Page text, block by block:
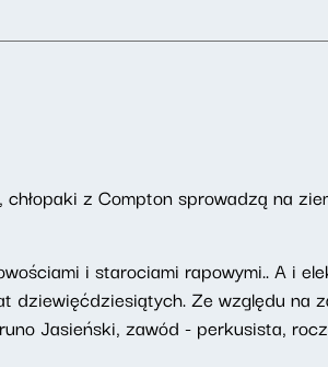
z Compton sprowadzą na
i starociami rapowymi.. A i
dziewięćdziesiątych. Ze względu na
Jasieński, zawód - perkusista,